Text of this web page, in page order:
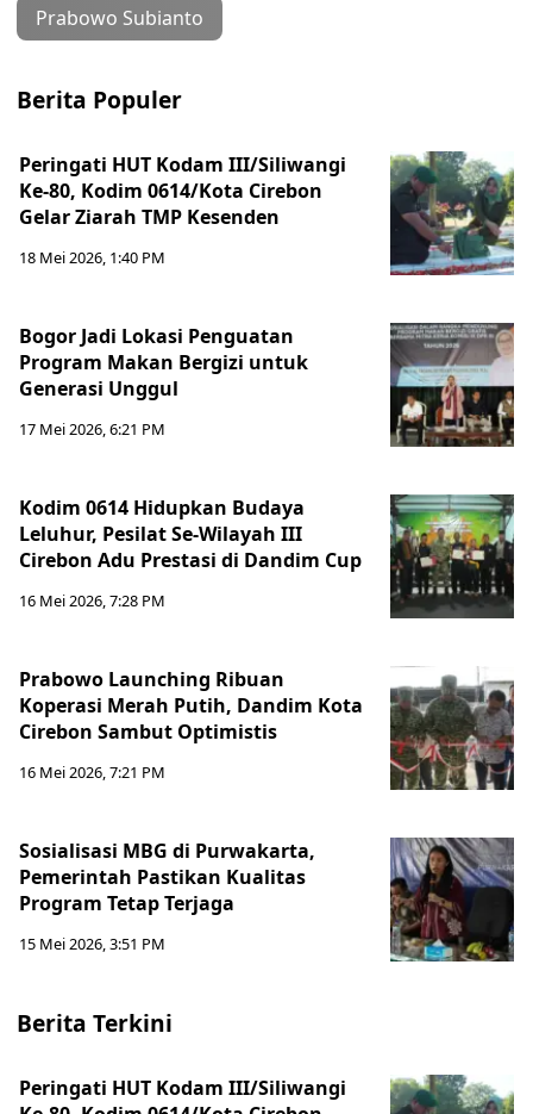
Prabowo Subianto
Berita Populer
Peringati HUT Kodam III/Siliwangi
Ke-80, Kodim 0614/Kota Cirebon
Gelar Ziarah TMP Kesenden
18 Mei 2026, 1:40 PM
Bogor Jadi Lokasi Penguatan
Program Makan Bergizi untuk
Generasi Unggul
17 Mei 2026, 6:21 PM
Kodim 0614 Hidupkan Budaya
Leluhur, Pesilat Se-Wilayah III
Cirebon Adu Prestasi di Dandim Cup
16 Mei 2026, 7:28 PM
Prabowo Launching Ribuan
Koperasi Merah Putih, Dandim Kota
Cirebon Sambut Optimistis
16 Mei 2026, 7:21 PM
Sosialisasi MBG di Purwakarta,
Pemerintah Pastikan Kualitas
Program Tetap Terjaga
15 Mei 2026, 3:51 PM
Berita Terkini
Peringati HUT Kodam III/Siliwangi